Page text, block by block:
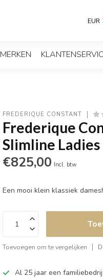
EUR
MERKEN
FREDERIQUE CONSTANT
Frederique
Slimline Ladies
€825,00 Incl. btw
Een mooi klein klassiek
Toevoegen om te vergelijken
Al 25 jaar een